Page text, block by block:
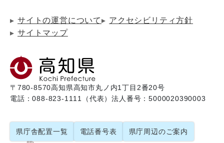
サイトの運営について
アクセシビリティ方針
サイトマップ
〒780-8570高知県高知市丸ノ内1丁目2番20号
電話：088-823-1111（代表）法人番号：5000020390003
県庁舎配置一覧 電話番号表 県庁周辺のご案内